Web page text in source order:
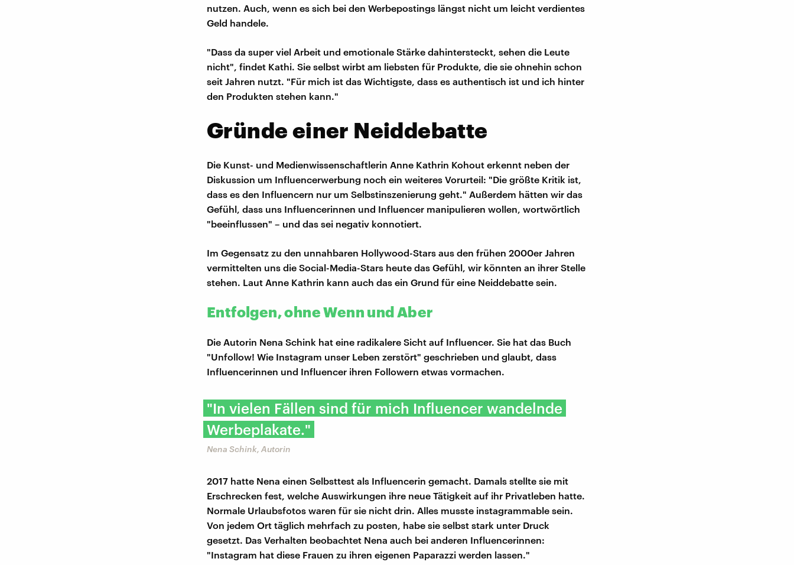
nutzen. Auch, wenn es sich bei den Werbepostings längst nicht um leicht verdientes
Geld handele.
"Dass da super viel Arbeit und emotionale Stärke dahintersteckt, sehen die Leute
nicht", findet Kathi. Sie selbst wirbt am liebsten für Produkte, die sie ohnehin schon
seit Jahren nutzt. "Für mich ist das Wichtigste, dass es authentisch ist und ich hinter
den Produkten stehen kann."
Gründe einer Neiddebatte
Die Kunst- und Medienwissenschaftlerin Anne Kathrin Kohout erkennt neben der
Diskussion um Influencerwerbung noch ein weiteres Vorurteil: "Die größte Kritik ist,
dass es den Influencern nur um Selbstinszenierung geht." Außerdem hätten wir das
Gefühl, dass uns Influencerinnen und Influencer manipulieren wollen, wortwörtlich
"beeinflussen" – und das sei negativ konnotiert.
Im Gegensatz zu den unnahbaren Hollywood-Stars aus den frühen 2000er Jahren
vermittelten uns die Social-Media-Stars heute das Gefühl, wir könnten an ihrer Stelle
stehen. Laut Anne Kathrin kann auch das ein Grund für eine Neiddebatte sein.
Entfolgen, ohne Wenn und Aber
Die Autorin Nena Schink hat eine radikalere Sicht auf Influencer. Sie hat das Buch
"Unfollow! Wie Instagram unser Leben zerstört" geschrieben und glaubt, dass
Influencerinnen und Influencer ihren Followern etwas vormachen.
"In vielen Fällen sind für mich Influencer wandelnde
Werbeplakate."
Nena Schink, Autorin
2017 hatte Nena einen Selbsttest als Influencerin gemacht. Damals stellte sie mit
Erschrecken fest, welche Auswirkungen ihre neue Tätigkeit auf ihr Privatleben hatte.
Normale Urlaubsfotos waren für sie nicht drin. Alles musste instagrammable sein.
Von jedem Ort täglich mehrfach zu posten, habe sie selbst stark unter Druck
gesetzt. Das Verhalten beobachtet Nena auch bei anderen Influencerinnen:
"Instagram hat diese Frauen zu ihren eigenen Paparazzi werden lassen."